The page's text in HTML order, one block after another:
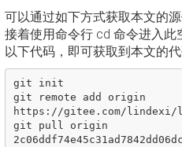
可以通过如下方式获取本文的
接着使用命令行 cd 命令进入此
以下代码，即可获取到本文的
git init
git remote add origin
https://gitee.com/lindexi/
git pull origin